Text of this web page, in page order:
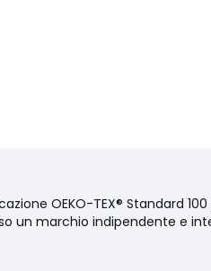
OEKO-TEX® Standard
un marchio indipendente e